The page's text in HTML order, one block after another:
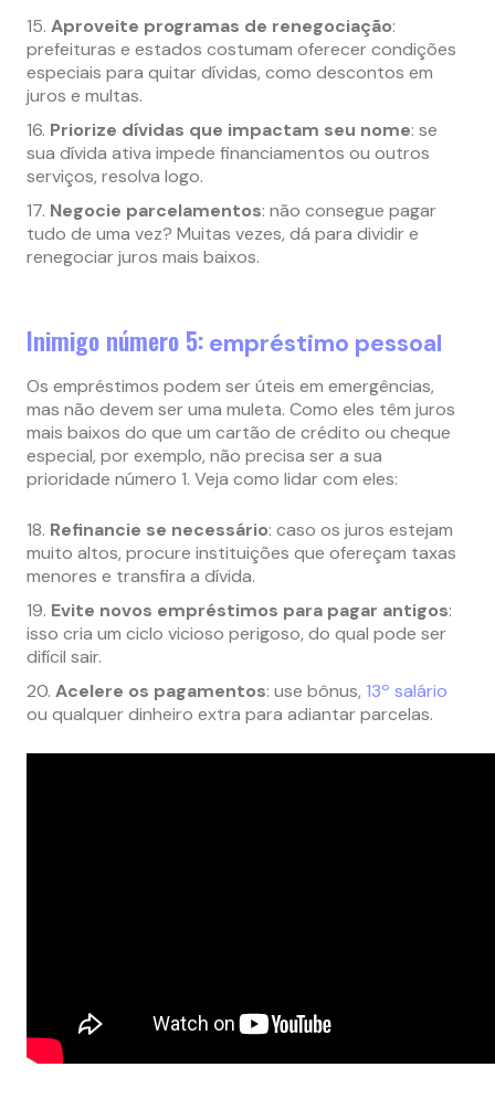
Aproveite programas de renegociação:
prefeituras e estados costumam oferecer condições
especiais para quitar dívidas, como descontos em
juros e multas.
Priorize dívidas que impactam seu nome: se
sua dívida ativa impede financiamentos ou outros
serviços, resolva logo.
Negocie parcelamentos: não consegue pagar
tudo de uma vez? Muitas vezes, dá para dividir e
renegociar juros mais baixos.
Inimigo número 5: empréstimo pessoal
Os empréstimos podem ser úteis em emergências,
mas não devem ser uma muleta. Como eles têm juros
mais baixos do que um cartão de crédito ou cheque
especial, por exemplo, não precisa ser a sua
prioridade número 1. Veja como lidar com eles:
Refinancie se necessário: caso os juros estejam
muito altos, procure instituições que ofereçam taxas
menores e transfira a dívida.
Evite novos empréstimos para pagar antigos:
isso cria um ciclo vicioso perigoso, do qual pode ser
difícil sair.
Acelere os pagamentos: use bônus, 13º salário
ou qualquer dinheiro extra para adiantar parcelas.